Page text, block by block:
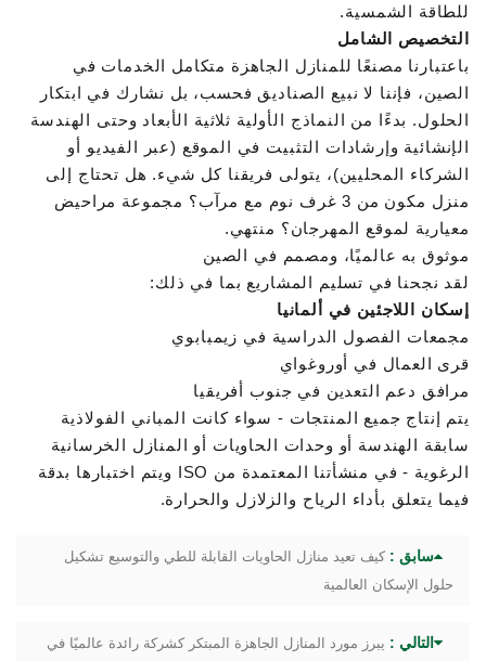
للطاقة الشمسية.
التخصيص الشامل
باعتبارنا مصنعًا للمنازل الجاهزة متكامل الخدمات في
الصين، فإننا لا نبيع الصناديق فحسب، بل نشارك في ابتكار
الحلول. بدءًا من النماذج الأولية ثلاثية الأبعاد وحتى الهندسة
الإنشائية وإرشادات التثبيت في الموقع (عبر الفيديو أو
الشركاء المحليين)، يتولى فريقنا كل شيء. هل تحتاج إلى
منزل مكون من 3 غرف نوم مع مرآب؟ مجموعة مراحيض
معيارية لموقع المهرجان؟ منتهي.
موثوق به عالميًا، ومصمم في الصين
لقد نجحنا في تسليم المشاريع بما في ذلك:
إسكان اللاجئين في ألمانيا
مجمعات الفصول الدراسية في زيمبابوي
قرى العمال في أوروغواي
مرافق دعم التعدين في جنوب أفريقيا
يتم إنتاج جميع المنتجات - سواء كانت المباني الفولاذية
سابقة الهندسة أو وحدات الحاويات أو المنازل الخرسانية
الرغوية - في منشأتنا المعتمدة من ISO ويتم اختبارها بدقة
فيما يتعلق بأداء الرياح والزلازل والحرارة.
سابق : كيف تعيد منازل الحاويات القابلة للطي والتوسيع تشكيل
حلول الإسكان العالمية
التالي : يبرز مورد المنازل الجاهزة المبتكر كشركة رائدة عالميًا في